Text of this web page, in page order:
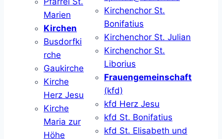
Marien
Kirchen
Busdorfki
rche
Gaukirche
Kirche
Herz Jesu
Kirche
Maria zur
Höhe
Kirchenchor St.
Bonifatius
Kirchenchor St. Julian
Kirchenchor St.
Liborius
Frauengemeinschaft
(kfd)
kfd Herz Jesu
kfd St. Bonifatius
kfd St. Elisabeth und